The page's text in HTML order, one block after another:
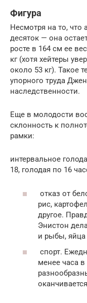
Фигура
Несмотря на то, что
десяток — она
росте в 164 см ее
кг (хотя хейтеры
около 53 кг). Такое
упорного труда
наследственности.
Еще в молодости
склонность к
рамки:
интервальное
18, голодая по 16
отказ от
рис,
другое.
Энистон
и рыбы, яйца
спорт.
менее часа